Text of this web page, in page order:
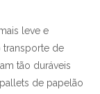
leve e
transporte de
tão duráveis
de papelão